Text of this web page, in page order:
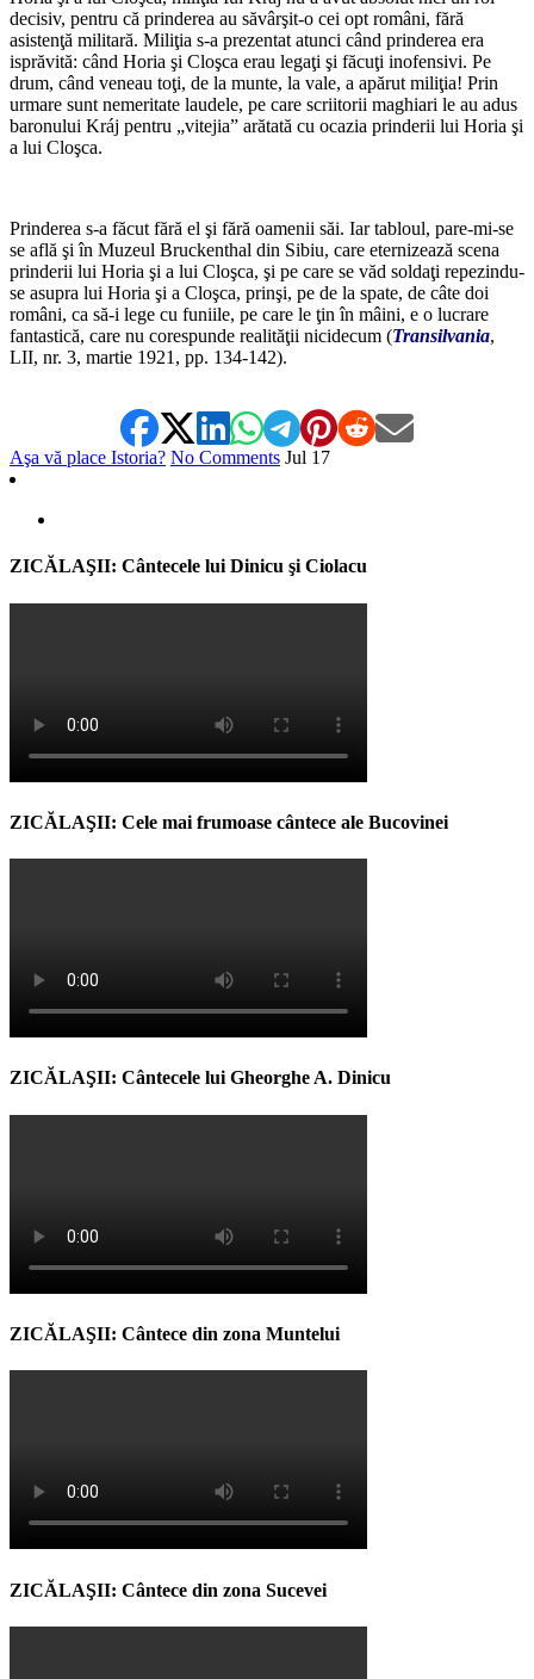
decisiv, pentru că prinderea au săvârşit-o cei opt români, fără
asistenţă militară. Miliţia s-a pre­zentat atunci când prinderea era
isprăvită: când Horia şi Cloşca erau legaţi şi făcuţi inofensivi. Pe
drum, când veneau toţi, de la munte, la vale, a apărut miliţia! Prin
urmare sunt nemeritate laudele, pe care scriitorii maghiari le au adus
baronului Kráj pentru „vitejia” arătată cu ocazia prinderii lui Horia şi
a lui Cloşca.
Prinderea s-a făcut fără el şi fără oamenii săi. Iar tabloul, pare-mi-se
se află şi în Muzeul Bruckenthal din Sibiu, care eternizează scena
prinderii lui Horia şi a lui Cloşca, şi pe care se văd soldaţi repezindu-
se asupra lui Horia şi a Cloşca, prinşi, pe de la spate, de câte doi
români, ca să-i lege cu funiile, pe care le ţin în mâini, e o lucrare
fantastică, care nu corespunde realităţii nicidecum (Transilvania,
LII, nr. 3, martie 1921, pp. 134-142).
Aşa vă place Istoria? No Comments Jul 17
ZICĂLAŞII: Cântecele lui Dinicu şi Ciolacu
ZICĂLAŞII: Cele mai frumoase cântece ale Bucovinei
ZICĂLAŞII: Cântecele lui Gheorghe A. Dinicu
ZICĂLAŞII: Cântece din zona Muntelui
ZICĂLAŞII: Cântece din zona Sucevei